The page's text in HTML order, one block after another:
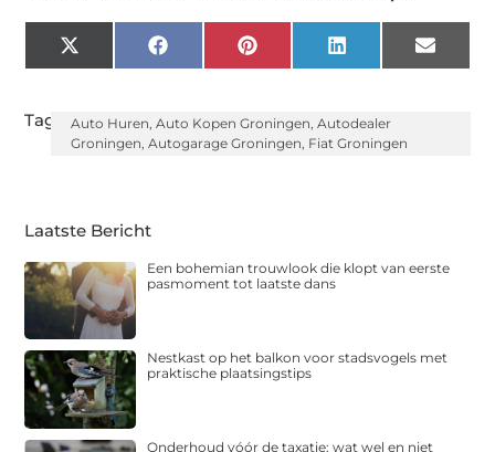
X
(Twitter)
FacebookPinterest LinkedIn Email
Tags: Auto Huren, Auto Kopen Groningen, Autodealer
Groningen, Autogarage Groningen, Fiat Groningen
Laatste Bericht
Een bohemian trouwlook die klopt van eerste
pasmoment tot laatste dans
Nestkast op het balkon voor stadsvogels met
praktische plaatsingstips
Onderhoud vóór de taxatie: wat wel en niet